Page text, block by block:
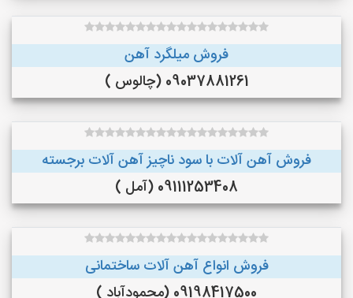
فروش میلگرد آهن
09037881261 (چالوس )
فروش آهن آلات با سود ناچیز آهن آلات برجسته
09111253408 (آمل )
فروش انواع آهن آلات ساختمانی